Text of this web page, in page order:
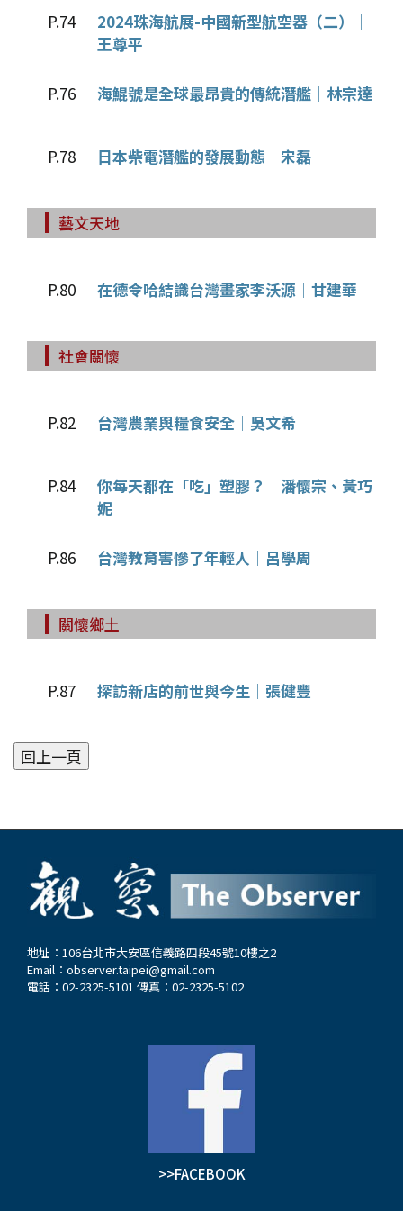
P.74
2024珠海航展-中國新型航空器（二）│
王尊平
P.76 海鯤號是全球最昂貴的傳統潛艦│林宗達
P.78 日本柴電潛艦的發展動態│宋磊
藝文天地
P.80 在德令哈結識台灣畫家李沃源│甘建華
社會關懷
P.82 台灣農業與糧食安全│吳文希
P.84
你每天都在「吃」塑膠？│潘懷宗、黃巧
妮
P.86 台灣教育害慘了年輕人│呂學周
關懷鄉土
P.87 探訪新店的前世與今生│張健豐
地址：106台北市大安區信義路四段45號10樓之2
Email： observer.taipei@gmail.com
電話：02-2325-5101 傳真：02-2325-5102
>>FACEBOOK